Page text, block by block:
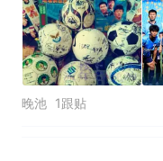
晚池 1跟贴